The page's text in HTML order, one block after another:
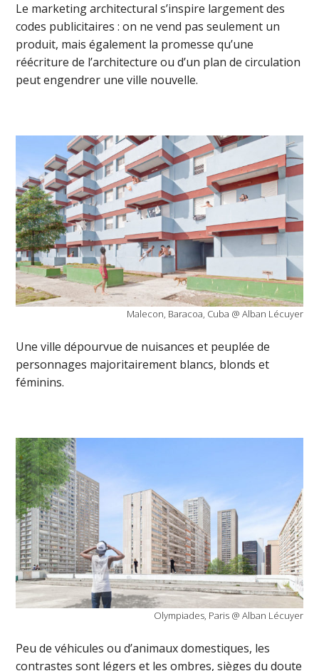
Le marketing architectural s’inspire largement des
codes publicitaires : on ne vend pas seulement un
produit, mais également la promesse qu’une
réécriture de l’architecture ou d’un plan de circulation
peut engendrer une ville nouvelle.
Malecon, Baracoa, Cuba @ Alban Lécuyer
Une ville dépourvue de nuisances et peuplée de
personnages majoritairement blancs, blonds et
féminins.
Olympiades, Paris @ Alban Lécuyer
Peu de véhicules ou d’animaux domestiques, les
contrastes sont légers et les ombres, sièges du doute